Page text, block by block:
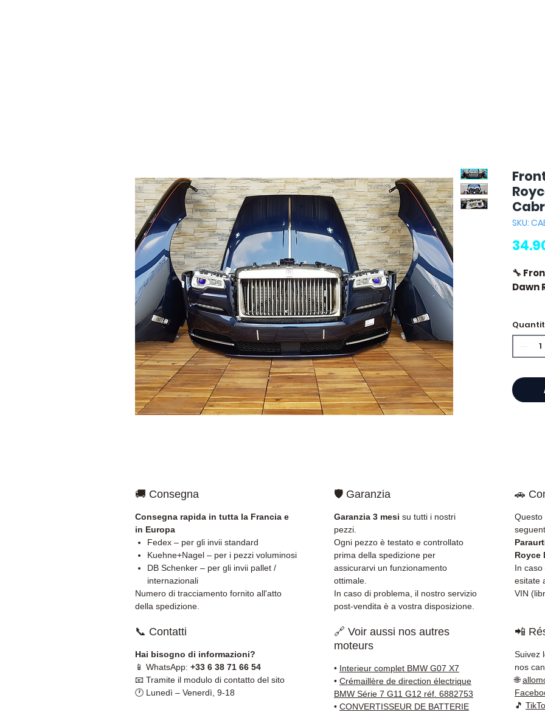
SKU:
🔧
Dawn
⭐
✅
della
✅
✅
✅
🚚 Consegna
Consegna rapida in tutta la Francia e
in Europa
Fedex – per gli invii standard
Kuehne+Nagel – per i pezzi voluminosi
DB Schenker – per gli invii pallet /
internazionali
Numero di tracciamento fornito all'atto
della spedizione.
🛡️ Garanzia
Garanzia 3 mesi su tutti i nostri
pezzi.
Ogni pezzo è testato e controllato
prima della spedizione per
assicurarvi un funzionamento
ottimale.
In caso di problema, il nostro servizio
post-vendita è a vostra disposizione.
🚗
Questo
Royce
In caso
esitate
VIN
📞 Contatti
Hai bisogno di informazioni?
📱 WhatsApp: +33 6 38 71 66 54
📧 Tramite il modulo di contatto del sito
🕐 Lunedì – Venerdì, 9-18
🔗 Voir aussi nos autres
moteurs
• Interieur complet BMW G07 X7
• Crémaillère de direction électrique
BMW Série 7 G11 G12 réf. 6882753
• CONVERTISSEUR DE BATTERIE
📲
Suivez
nos
🌐
🎵